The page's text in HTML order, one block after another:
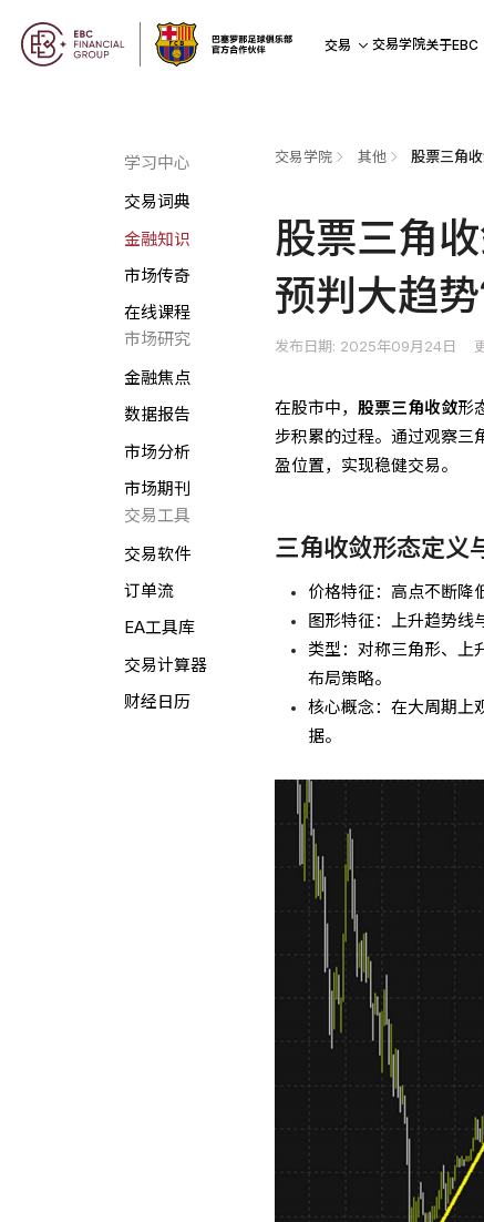
交易 交易学院关于EBC
学习中心
交易词典
金融知识
市场传奇
在线课程
市场研究
金融焦点
数据报告
市场分析
市场期刊
交易工具
交易软件
订单流
EA工具库
交易计算器
财经日历
交易学院 其他
股票三角
预判大趋
发布日期: 2025年09月24日
在股市中，股票三角收敛形
步积累的过程。通过观察三
盈位置，实现稳健交易。
三角收敛形态定义
价格特征：高点不断降
图形特征：上升趋势线
类型：对称三角形、上
布局策略。
核心概念：在大周期上
据。